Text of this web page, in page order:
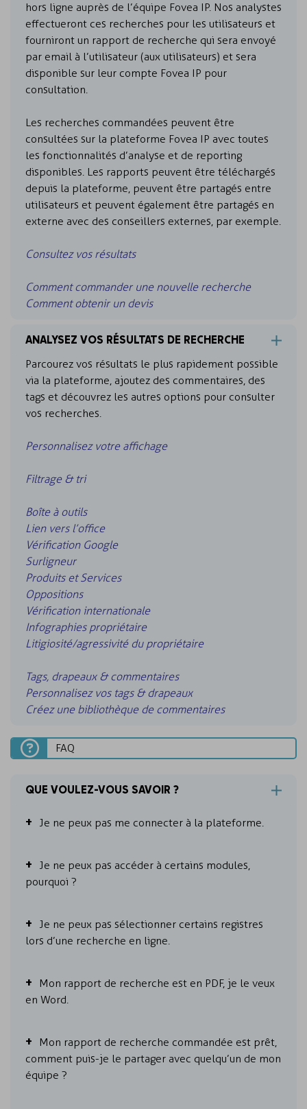
hors ligne auprès de l’équipe Fovea IP. Nos analystes
effectueront ces recherches pour les utilisateurs et
fourniront un rapport de recherche qui sera envoyé
par email à l’utilisateur (aux utilisateurs) et sera
disponible sur leur compte Fovea IP pour
consultation.
Les recherches commandées peuvent être
consultées sur la plateforme Fovea IP avec toutes
les fonctionnalités d’analyse et de reporting
disponibles. Les rapports peuvent être téléchargés
depuis la plateforme, peuvent être partagés entre
utilisateurs et peuvent également être partagés en
externe avec des conseillers externes, par exemple.
Consultez vos résultats
Comment commander une nouvelle recherche
Comment obtenir un devis
ANALYSEZ VOS RÉSULTATS DE RECHERCHE
Parcourez vos résultats le plus rapidement possible
via la plateforme, ajoutez des commentaires, des
tags et découvrez les autres options pour consulter
vos recherches.
Personnalisez votre affichage
Filtrage & tri
Boîte à outils
Lien vers l’office
Vérification Google
Surligneur
Produits et Services
Oppositions
Vérification internationale
Infographies propriétaire
Litigiosité/agressivité du propriétaire
Tags, drapeaux & commentaires
Personnalisez vos tags & drapeaux
Créez une bibliothèque de commentaires
FAQ
QUE VOULEZ-VOUS SAVOIR ?
Je ne peux pas me connecter à la plateforme.
Je ne peux pas accéder à certains modules,
pourquoi ?
Je ne peux pas sélectionner certains registres
lors d’une recherche en ligne.
Mon rapport de recherche est en PDF, je le veux
en Word.
Mon rapport de recherche commandée est prêt,
comment puis-je le partager avec quelqu’un de mon
équipe ?